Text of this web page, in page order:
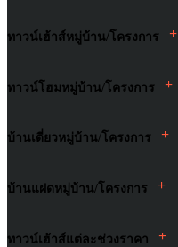
ทาวน์เฮ้าส์หมู่บ้าน/โครงการ +
ทาวน์โฮมหมู่บ้าน/โครงการ +
บ้านเดี่ยวหมู่บ้าน/โครงการ +
บ้านแฝดหมู่บ้าน/โครงการ +
ทาวน์เฮ้าส์แต่ละช่วงราคา +